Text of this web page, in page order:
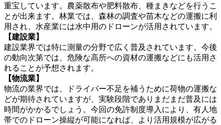
重宝しています。農薬散布や肥料散布、種まきなどを行うこ
とが出来ます。林業では、森林の調査や苗木などの運搬に利
用され、水産業には水中用のドローンが活用されています。
【建設業】
建設業界では特に測量の分野で広く普及されています。今後
の動向次第では、危険な高所への資材の運搬などにも活用さ
れることが予想されます。
【物流業】
物流の業界では、ドライバー不足を補うために荷物の運搬な
どが期待されていますが、実験段階でありまだまだ普及には
時間がかかるでしょう。今回の免許制度導入により、有人地
帯でのドローン操縦が可能になれば、より活用規模が広がる